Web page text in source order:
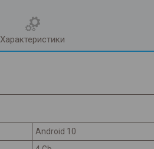
Характеристики
Android 10